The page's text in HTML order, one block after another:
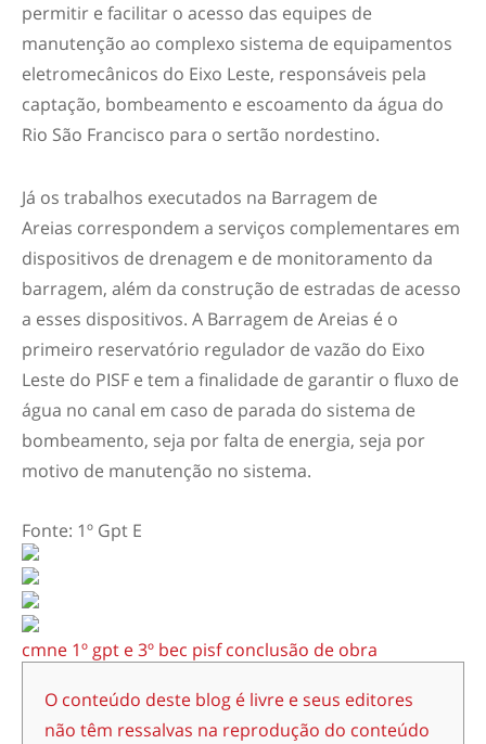
permitir e facilitar o acesso das equipes de
manutenção ao complexo sistema de equipamentos
eletromecânicos do Eixo Leste, responsáveis pela
captação, bombeamento e escoamento da água do
Rio São Francisco para o sertão nordestino.
Já os trabalhos executados na Barragem de
Areias correspondem a serviços complementares em
dispositivos de drenagem e de monitoramento da
barragem, além da construção de estradas de acesso
a esses dispositivos. A Barragem de Areias é o
primeiro reservatório regulador de vazão do Eixo
Leste do PISF e tem a finalidade de garantir o fluxo de
água no canal em caso de parada do sistema de
bombeamento, seja por falta de energia, seja por
motivo de manutenção no sistema.
Fonte: 1º Gpt E
cmne 1º gpt e3º bec pisf conclusão de obra
O conteúdo deste blog é livre e seus editores
não têm ressalvas na reprodução do conteúdo